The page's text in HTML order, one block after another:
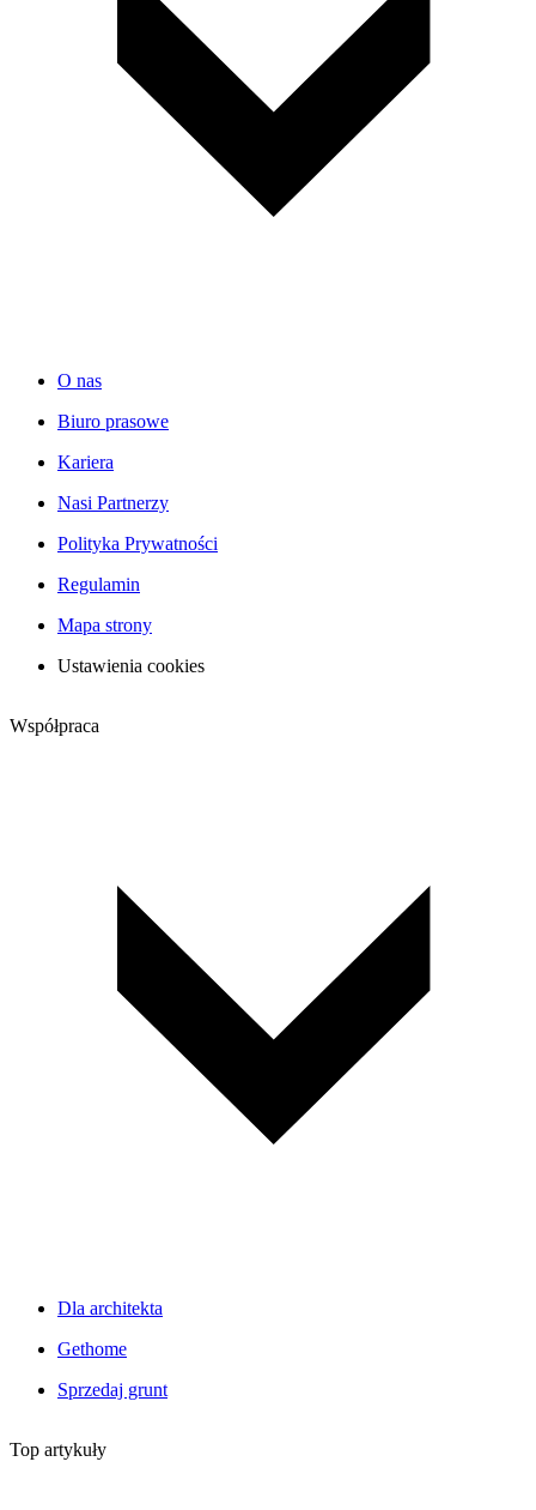
O nas
Biuro prasowe
Kariera
Nasi Partnerzy
Polityka Prywatności
Regulamin
Mapa strony
Ustawienia cookies
Współpraca
Dla architekta
Gethome
Sprzedaj grunt
Top artykuły